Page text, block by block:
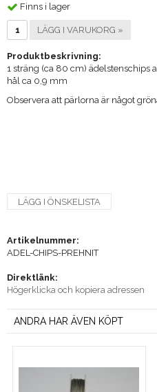
Finns i lager
LÄGG I VARUKORG »
Produktbeskrivning:
1 sträng (ca 80 cm) ädelstenschips
hål ca 0,9 mm
Observera att pärlorna är något
LÄGG I ÖNSKELISTA
Artikelnummer:
ADEL-CHIPS-PREHNIT
Direktlänk:
Högerklicka och kopiera adressen
ANDRA HAR ÄVEN KÖPT